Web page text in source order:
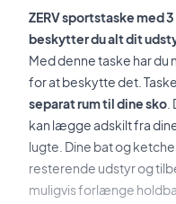
ZERV sportstaske med
beskytter du alt dit
Med denne taske har du
for at beskytte det.
separat rum til dine sko
kan lægge adskilt fra
lugte. Dine bat og
resterende udstyr og
muligvis forlænge